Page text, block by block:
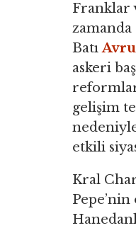
Franklar
zamanda
Batı
askeri
gelişim
etkili
Kral